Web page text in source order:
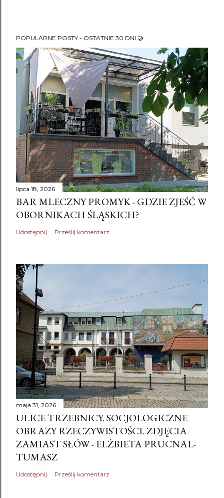
POPULARNE POSTY - OSTATNIE 30 DNI 🤝
lipca 18, 2026
BAR MLECZNY PROMYK - GDZIE ZJEŚĆ W
OBORNIKACH ŚLĄSKICH?
Udostępnij Prześlij komentarz
maja 31, 2026
ULICE TRZEBNICY. SOCJOLOGICZNE
OBRAZY RZECZYWISTOŚCI. ZDJĘCIA
ZAMIAST SŁÓW - ELŻBIETA PRUCNAL-
TUMASZ
Udostępnij Prześlij komentarz